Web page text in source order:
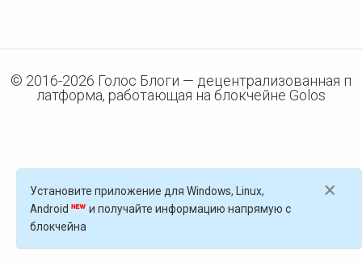
© 2016-2026 Голос Блоги — децентрализованная п
латформа, работающая на блокчейне Golos
×
Установите приложение для Windows, Linux,
Android
и получайте информацию напрямую с
блокчейна